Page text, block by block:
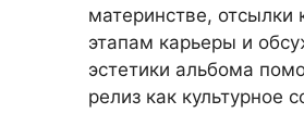
материнстве,
этапам карьеры и
эстетики альбома
релиз как культурное